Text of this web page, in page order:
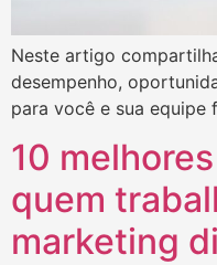
Neste artigo
desempenho,
para você e sua equipe
10
quem
marketing